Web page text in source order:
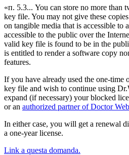
«п. 5.3... You can store no more than
key file. You may not give these
on tangible media that is accessible to
accessible to the public over the
valid key file is found to be in the
is entitled to render a software copy
features.
If you have already used the one-time
key file and wish to continue using
expand (if necessary) your blocked
or an authorized partner of Doctor Web
In either case, you will get a renewal
a one-year license.
Link a questa domanda.